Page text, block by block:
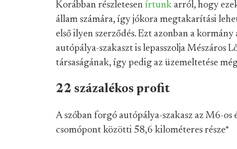
Korábban részletesen írtunk arról, hogy
állam számára, így jókora megtakarítási
első ilyen szerződés. Ezt azonban a
autópálya-szakaszt is lepasszolja Mészáros
társaságának, így pedig az üzemeltetése
22 százalékos profit
A szóban forgó autópálya-szakasz az M6-
csomópont közötti 58,6 kilométeres része*